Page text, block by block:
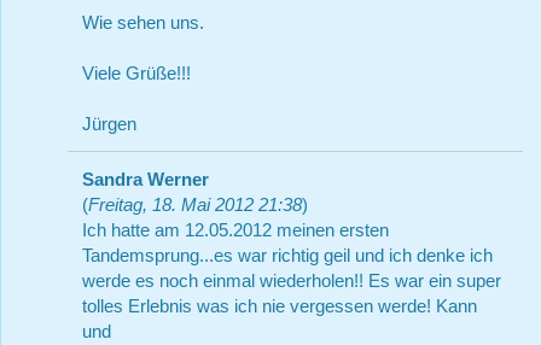
Wie sehen uns.
Viele Grüße!!!
Jürgen
Sandra Werner
(Freitag, 18. Mai 2012 21:38)
Ich hatte am 12.05.2012 meinen ersten
Tandemsprung...es war richtig geil und ich denke ich
werde es noch einmal wiederholen!! Es war ein super
tolles Erlebnis was ich nie vergessen werde! Kann
und